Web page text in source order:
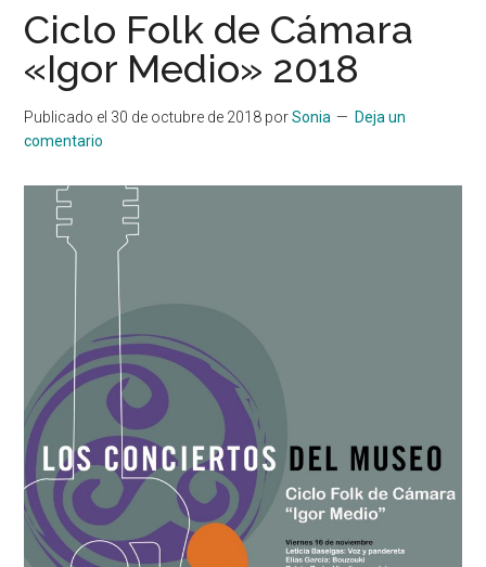
Ciclo Folk de Cámara
«Igor Medio» 2018
Publicado el 30 de octubre de 2018 porSonia
Deja un
comentario